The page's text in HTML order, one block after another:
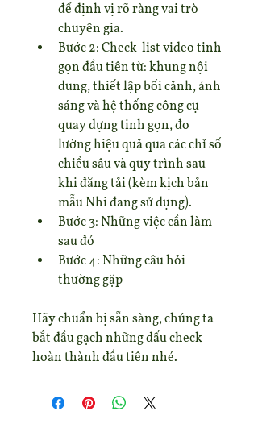
để định vị rõ ràng vai trò
chuyên gia.
Bước 2: Check-list video tinh
gọn đầu tiên từ: khung nội
dung, thiết lập bối cảnh, ánh
sáng và hệ thống công cụ
quay dựng tinh gọn, đo
lường hiệu quả qua các chỉ số
chiều sâu và quy trình sau
khi đăng tải (kèm kịch bản
mẫu Nhi đang sử dụng).
Bước 3: Những việc cần làm
sau đó
Bước 4: Những câu hỏi
thường gặp
Hãy chuẩn bị sẵn sàng, chúng ta
bắt đầu gạch những dấu check
hoàn thành đầu tiên nhé.